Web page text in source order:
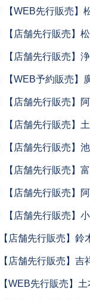
【WEB先行販売】
【店舗先行販売】
【店舗先行販売】
【WEB予約販売】
【店舗先行販売】
【店舗先行販売】
【店舗先行販売】
【店舗先行販売】
【店舗先行販売】
【店舗先行販売】
【店舗先行販売】
【店舗先行販売】吉
【WEB先行販売】